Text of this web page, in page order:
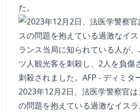
た。
2023年12月2日、法医学警察官
の問題を抱えている過激なイス